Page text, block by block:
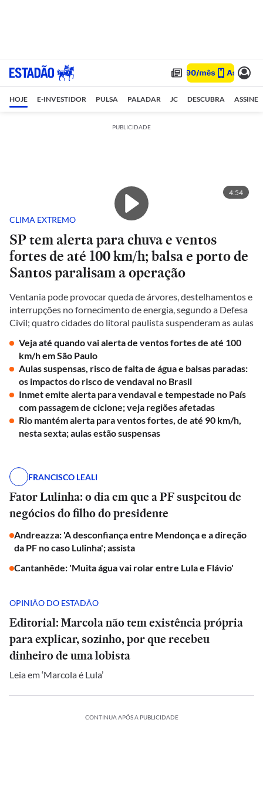
HOJE E-INVESTIDOR PULSA PALADAR JC DESCUBRA ASSINE
PUBLICIDADE
4:54
CLIMA EXTREMO
SP tem alerta para chuva e ventos
fortes de até 100 km/h; balsa e porto de
Santos paralisam a operação
Ventania pode provocar queda de árvores, destelhamentos e
interrupções no fornecimento de energia, segundo a Defesa
Civil; quatro cidades do litoral paulista suspenderam as aulas
Veja até quando vai alerta de ventos fortes de até 100
km/h em São Paulo
Aulas suspensas, risco de falta de água e balsas paradas:
os impactos do risco de vendaval no Brasil
Inmet emite alerta para vendaval e tempestade no País
com passagem de ciclone; veja regiões afetadas
Rio mantém alerta para ventos fortes, de até 90 km/h,
nesta sexta; aulas estão suspensas
FRANCISCO LEALI
Fator Lulinha: o dia em que a PF suspeitou de
negócios do filho do presidente
Andreazza: 'A desconfiança entre Mendonça e a direção
da PF no caso Lulinha'; assista
Cantanhêde: 'Muita água vai rolar entre Lula e Flávio'
OPINIÃO DO ESTADÃO
Editorial: Marcola não tem existência própria
para explicar, sozinho, por que recebeu
dinheiro de uma lobista
Leia em ‘Marcola é Lula’
CONTINUA APÓS A PUBLICIDADE